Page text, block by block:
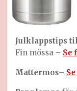
Julklappstips
Fin mössa – Se
Mattermos–